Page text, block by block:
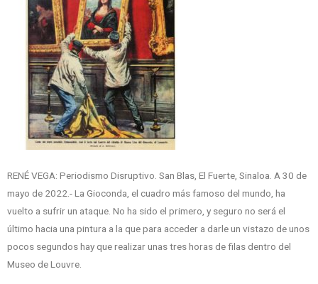
RENÉ VEGA: Periodismo Disruptivo. San Blas, El Fuerte, Sinaloa. A 30 de
mayo de 2022.- La Gioconda, el cuadro más famoso del mundo, ha
vuelto a sufrir un ataque. No ha sido el primero, y seguro no será el
último hacia una pintura a la que para acceder a darle un vistazo de unos
pocos segundos hay que realizar unas tres horas de filas dentro del
Museo de Louvre.